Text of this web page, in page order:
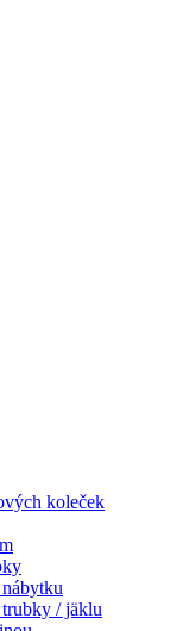
koleček
/ jäklu